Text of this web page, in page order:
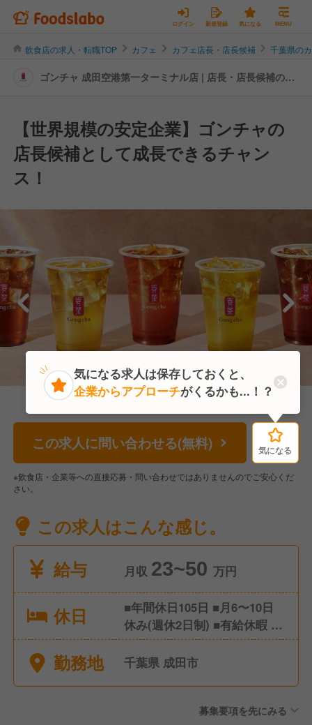
ログイン 新規登録 気になる MENU
飲食店の求人・転職TOP カフェ カフェ店長・店長候補 千葉県の
ゴンチャ 成田空港第一ターミナル店 | 店長・店長候補の転
【世界規模の安定企業】ゴンチャの
店長候補として成長できるチャン
ス！
この求人に問い合わせる(無料) 気になる
※飲食店・企業等への直接応募・問い合わせではありませんのでご安心くだ
さい。
この求人はこんな感じ。
給与
月収 23~50 万円
休日
■年間休日105日 ■月6〜10日
休み(週休2日制) ■有給休暇 ■
慶弔休暇 ■夏季休暇 ■冬季休
暇 ■育休産休
勤務地 千葉県 成田市
募集要項を先にみる
気になる
気になる求人は保存しておくと、
企業からアプローチがくるかも...！？